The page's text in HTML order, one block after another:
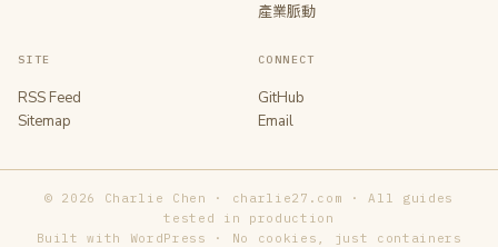
產業脈動
SITE
RSS Feed
Sitemap
CONNECT
GitHub
Email
© 2026 Charlie Chen · charlie27.com · All guides
tested in production
Built with WordPress · No cookies, just containers